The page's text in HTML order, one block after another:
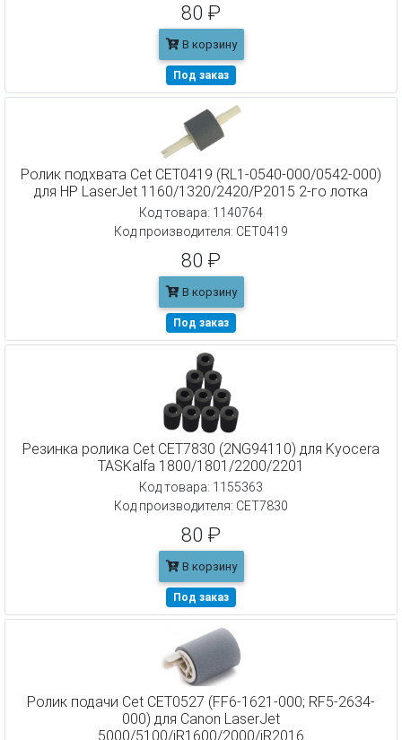
80 ₽
В корзину
Под заказ
Ролик подхвата Cet CET0419 (RL1-0540-000/0542-000)
для HP LaserJet 1160/1320/2420/P2015 2-го лотка
Код товара: 1140764
Код производителя: CET0419
80 ₽
В корзину
Под заказ
Резинка ролика Cet CET7830 (2NG94110) для Kyocera
TASKalfa 1800/1801/2200/2201
Код товара: 1155363
Код производителя: CET7830
80 ₽
В корзину
Под заказ
Ролик подачи Cet CET0527 (FF6-1621-000; RF5-2634-
000) для Canon LaserJet
5000/5100/iR1600/2000/iR2016